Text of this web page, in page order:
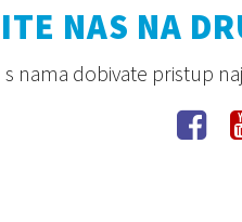
NAS NA
s nama dobivate pristup